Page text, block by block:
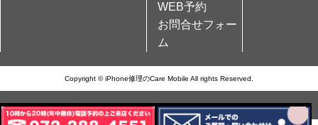
WEB予約
お問合せフォー
ム
Copyright © iPhone修理のCare Mobile All rights Reserved.